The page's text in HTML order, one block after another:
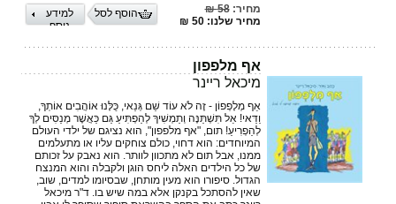
מחיר:58 ₪
מחיר שלנו: 50 ₪
למידע
נוסף
הוסף לסל
אף מלפפון
מיכאל ריינר
אַף מְלָפְפוֹן - זֶה לֹא עוֹד שֵׁם גְּנַאי, כֻּלָּנוּ אוֹהֲבִים אוֹתְךָ,
וַדַּאי! אַל תִּשְׁתַּנֶּה וְתַמְשִׁיךְ לְהַפְתִּיעַ גַּם כַּאֲשֶׁר מְנַסִּים לְךָ
לְהַפְרִיעַ! תום, "אף מלפפון", הוא נציגם של ילדי העולם
המיוחדים: הוא דחוי, כולם צוחקים עליו או מתעלמים
ממנו, אבל תום לא מתכוון לוותר. הוא נאבק על זכותם
של כל הילדים האלה ליחס הוגן ולקבלה והוא המנצח
הגדול. סיפורו הוא מעין מותחן, שבסיומו למדים, שוב,
שאין להסתכל בקנקן אלא במה שיש בו. ד"ר מיכאל